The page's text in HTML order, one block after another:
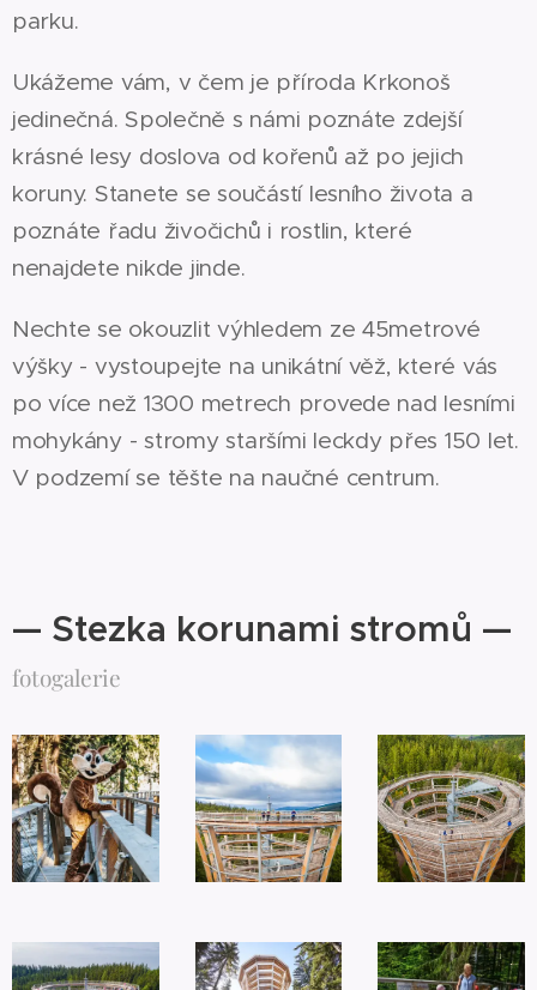
parku.
Ukážeme vám, v čem je příroda Krkonoš
jedinečná. Společně s námi poznáte zdejší
krásné lesy doslova od kořenů až po jejich
koruny. Stanete se součástí lesního života a
poznáte řadu živočichů i rostlin, které
nenajdete nikde jinde.
Nechte se okouzlit výhledem ze 45metrové
výšky - vystoupejte na unikátní věž, které vás
po více než 1300 metrech provede nad lesními
mohykány - stromy staršími leckdy přes 150 let.
V podzemí se těšte na naučné centrum.
— Stezka korunami stromů —
fotogalerie